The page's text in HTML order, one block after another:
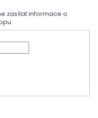
zasílat informace o